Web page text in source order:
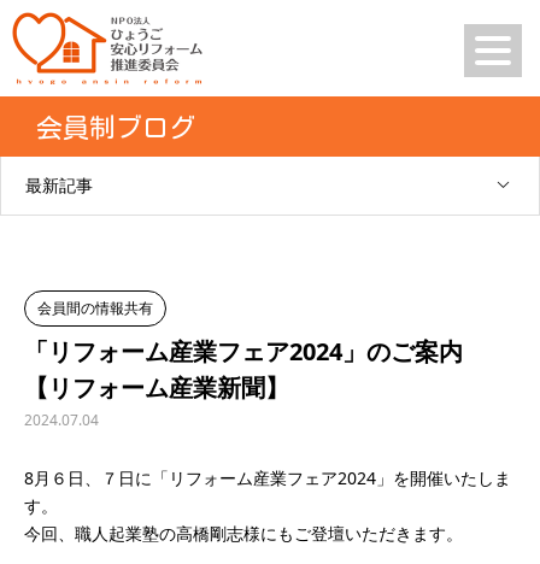
会員制ブログ
最新記事
会員間の情報共有
「リフォーム産業フェア2024」のご案内
【リフォーム産業新聞】
2024.07.04
8月６日、７日に「リフォーム産業フェア2024」を開催いたしま
す。
今回、職人起業塾の高橋剛志様にもご登壇いただきます。